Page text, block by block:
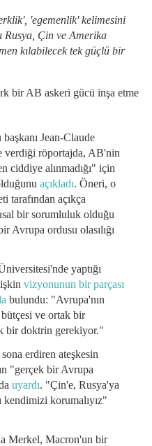
'egemenlik' kelimesini
Rusya, Çin ve Amerika
kılabilecek tek güçlü bir
bir AB askeri gücü inşa etme
Jean-Claude
verdiği röportajda, AB'nin
ciddiye alınmadığı" için
açıkladı. Öneri, o
tarafından açıkça
bir sorumluluk olduğu
Avrupa ordusu olasılığı
yaptığı
vizyonunun bir parçası
bulundu: "Avrupa'nın
ve ortak bir
bir doktrin gerekiyor."
erdiren ateşkesin
"gerçek bir Avrupa
uyardı. "Çin'e, Rusya'ya
korumalıyız"
Merkel, Macron'un bir